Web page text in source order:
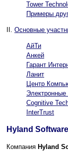
Tower
Примеры
II. Основные
АйТи
Анкей
Гарант
Ланит
Центр
Cognitive
InterTrust
Hyland Software
Компания Hyland